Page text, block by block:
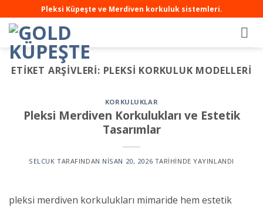
Pleksi Küpeşte ve Merdiven korkuluk sistemleri.
ETIKET ARŞIVLERI: PLEKSI KORKULUK MODELLERI
KORKULUKLAR
Pleksi Merdiven Korkulukları ve Estetik
Tasarımlar
SELCUK TARAFINDAN NISAN 20, 2026 TARIHINDE YAYINLANDI
pleksi merdiven korkulukları mimaride hem estetik